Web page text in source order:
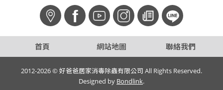
f
首頁 網站地圖 聯絡我們
2012-2026 © 好爸爸居家消毒除蟲有限公司 All Rights Reserved.
Designed by Bondlink.